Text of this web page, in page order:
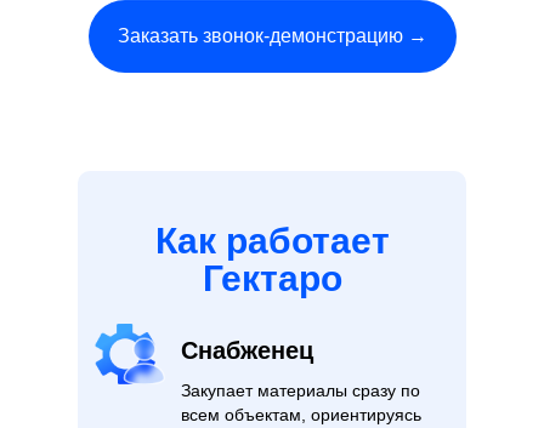
Заказать звонок-демонстрацию →
Снабженец
Закупает материалы сразу по
всем объектам, ориентируясь
Как работает
Гектаро